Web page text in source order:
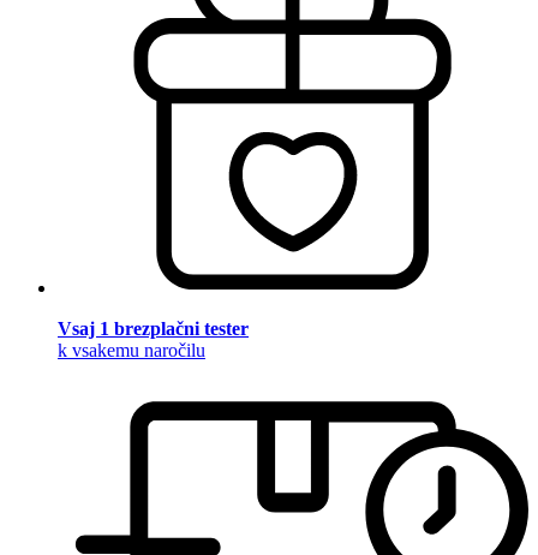
Vsaj 1 brezplačni tester
k vsakemu naročilu